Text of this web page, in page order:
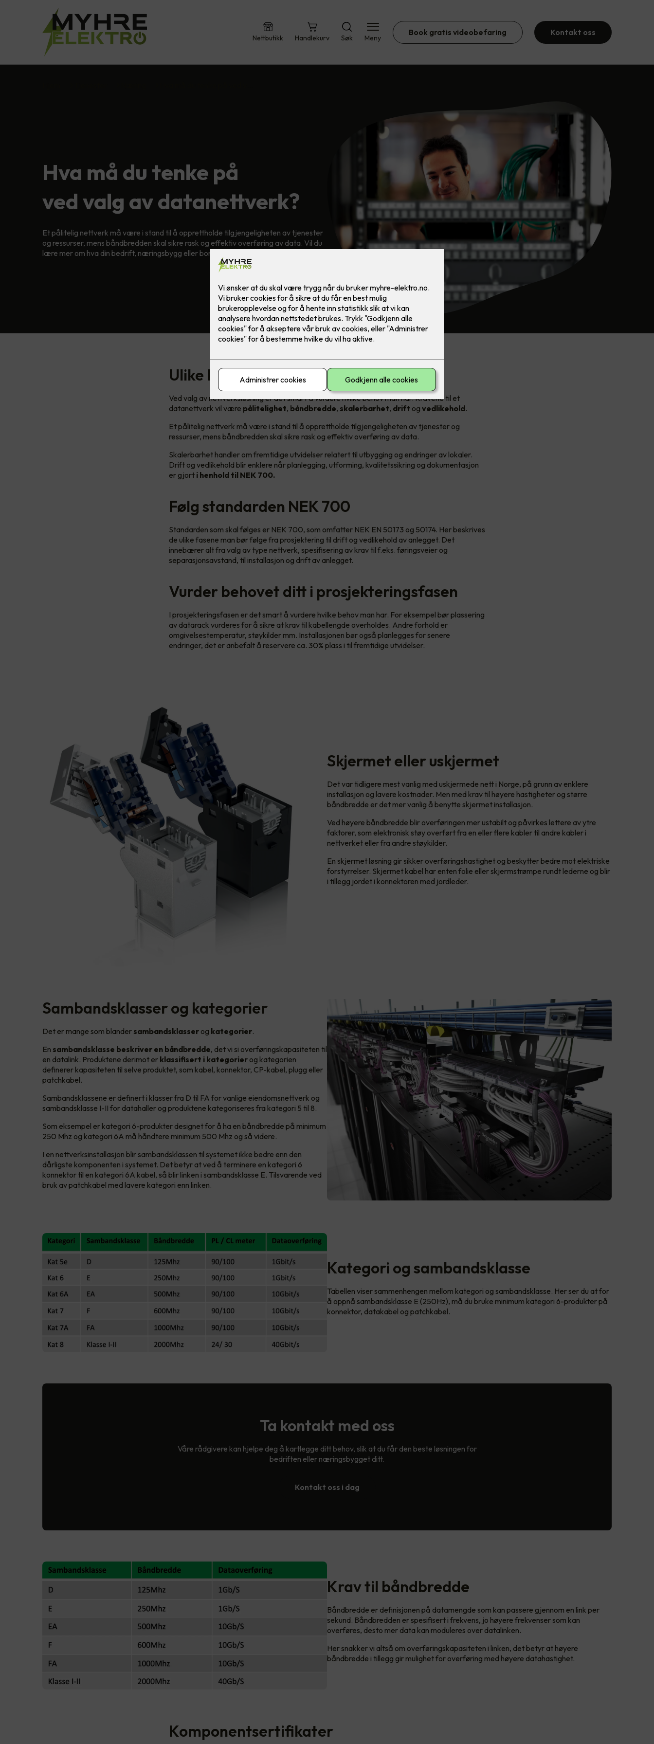
Nettbutikk Handlekurv Søk Meny
Book gratis videobefaring Kontakt oss
Hva må du tenke på
ved valg av datanettverk?
Et pålitelig nettverk må være i stand til å opprettholde tilgjengeligheten av tjenester
og ressurser, mens båndbredden skal sikre rask og effektiv overføring av data. Vil du
lære mer om hva din bedrift, næringsbygg eller borettslag har behov for?
Ulike krav til et datanettverk
Ved valg av nettverksløsning er det smart å vurdere hvilke behov man har. Kravene til et
datanettverk vil være pålitelighet, båndbredde, skalerbarhet, drift og vedlikehold.
Et pålitelig nettverk må være i stand til å opprettholde tilgjengeligheten av tjenester og
ressurser, mens båndbredden skal sikre rask og effektiv overføring av data.
Skalerbarhet handler om fremtidige utvidelser relatert til utbygging og endringer av lokaler.
Drift og vedlikehold blir enklere når planlegging, utforming, kvalitetssikring og dokumentasjon
er gjort i henhold til NEK 700.
Følg standarden NEK 700
Standarden som skal følges er NEK 700, som omfatter NEK EN 50173 og 50174. Her beskrives
de ulike fasene man bør følge fra prosjektering til drift og vedlikehold av anlegget. Det
innebærer alt fra valg av type nettverk, spesifisering av krav til f.eks. føringsveier og
separasjonsavstand, til installasjon og drift av anlegget.
Vurder behovet ditt i prosjekteringsfasen
I prosjekteringsfasen er det smart å vurdere hvilke behov man har. For eksempel bør plassering
av datarack vurderes for å sikre at krav til kabellengde overholdes. Andre forhold er
omgivelsestemperatur, støykilder mm. Installasjonen bør også planlegges for senere
endringer, det er anbefalt å reservere ca. 30% plass i til fremtidige utvidelser.
Skjermet eller uskjermet
Det var tidligere mest vanlig med uskjermede nett i Norge, på grunn av enklere
installasjon og lavere kostnader. Men med krav til høyere hastigheter og større
båndbredde er det mer vanlig å benytte skjermet installasjon.
Ved høyere båndbredde blir overføringen mer ustabilt og påvirkes lettere av ytre
faktorer, som elektronisk støy overført fra en eller flere kabler til andre kabler i
nettverket eller fra andre støykilder.
En skjermet løsning gir sikker overføringshastighet og beskytter bedre mot elektriske
forstyrrelser. Skjermet kabel har enten folie eller skjermstrømpe rundt lederne og blir
i tillegg jordet i konnektoren med jordleder.
Sambandsklasser og kategorier
Det er mange som blander sambandsklasser og kategorier.
En sambandsklasse beskriver en båndbredde, det vi si overføringskapasiteten til
en datalink. Produktene derimot er klassifisert i kategorier og kategorien
definerer kapasiteten til selve produktet, som kabel, konnektor, CP-kabel, plugg eller
patchkabel.
Sambandsklassene er definert i klasser fra D til FA for vanlige eiendomsnettverk og
sambandsklasse I-II for datahaller og produktene kategoriseres fra kategori 5 til 8.
Som eksempel er kategori 6-produkter designet for å ha en båndbredde på minimum
250 Mhz og kategori 6A må håndtere minimum 500 Mhz og så videre.
I en nettverksinstallasjon blir sambandsklassen til systemet ikke bedre enn den
dårligste komponenten i systemet. Det betyr at ved å terminere en kategori 6
konnektor til en kategori 6A kabel, så blir linken i sambandsklasse E. Tilsvarende ved
bruk av patchkabel med lavere kategori enn linken.
Kategori og sambandsklasse
Tabellen viser sammenhengen mellom kategori og sambandsklasse. Her ser du at for
å oppnå sambandsklasse E (250Hz), må du bruke minimum kategori 6-produkter på
konnektor, datakabel og patchkabel.
Ta kontakt med oss
Våre rådgivere kan hjelpe deg å kartlegge ditt behov, slik at du får den beste løsningen for
bedriften eller næringsbygget ditt.
Kontakt oss i dag
Krav til båndbredde
Båndbredde er definisjonen på datamengde som kan passere gjennom en link per
sekund. Båndbredden er spesifisert i frekvens, jo høyere frekvenser som kan
overføres, desto mer data kan moduleres over datalinken.
Her snakker vi altså om overføringskapasiteten i linken, det betyr at høyere
båndbredde i tillegg gir mulighet for overføring med høyere datahastighet.
Komponentsertifikater